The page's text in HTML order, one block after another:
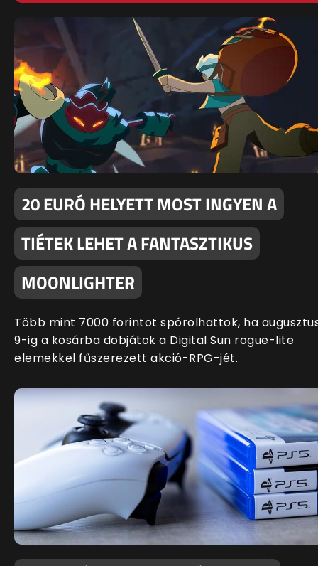
20 EURÓ HELYETT MOST INGYEN A
TIÉTEK LEHET A FANTASZTIKUS
MOONLIGHTER
Több mint 7000 forintot spórolhattok, ha
9-ig a kosárba dobjátok a Digital Sun rogue-lite
elemekkel fűszerezett akció-RPG-jét.